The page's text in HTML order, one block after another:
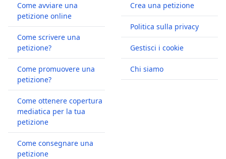
Come avviare una
petizione online
Come scrivere una
petizione?
Come promuovere una
petizione?
Come ottenere copertura
mediatica per la tua
petizione
Come consegnare una
petizione
Crea una petizione
Politica sulla privacy
Gestisci i cookie
Chi siamo